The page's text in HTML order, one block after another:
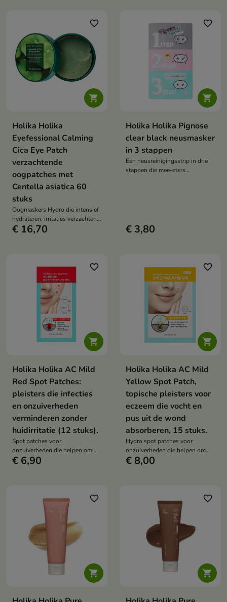

favorite_border
Holika Holika
Eyefessional Calming
Cica Eye Patch
verzachtende
oogpatches met
Centella asiatica 60
stuks
Oogmaskers Hydro die intensief
hydrateren, irritaties verzachten
en de huid rond de ogen een
€ 16,70

favorite_border
Holika Holika Pignose
clear black neusmasker
in 3 stappen
Een neusreinigingsstrip in drie
stappen die mee-eters
€ 3,80

favorite_border
Holika Holika AC Mild
Red Spot Patches:
pleisters die infecties
en onzuiverheden
verminderen zonder
huidirritatie (12 stuks).
Spot patches voor
onzuiverheden die helpen om
puistjes uit te drogen, overtollig
€ 6,90

favorite_border
Holika Holika AC Mild
Yellow Spot Patch,
topische pleisters voor
eczeem die vocht en
pus uit de wond
absorberen, 15 stuks.
Hydro spot patches voor
onzuiverheden die helpen om
puistjes uit te drogen, de huid te
€ 8,00

favorite_border

favorite_border